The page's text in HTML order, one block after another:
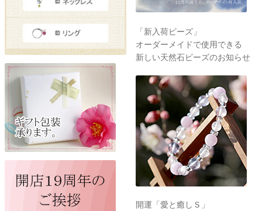
「新入荷ビーズ」
オーダーメイドで使用できる
新しい天然石ビーズのお知らせ
開運「愛と癒しＳ」